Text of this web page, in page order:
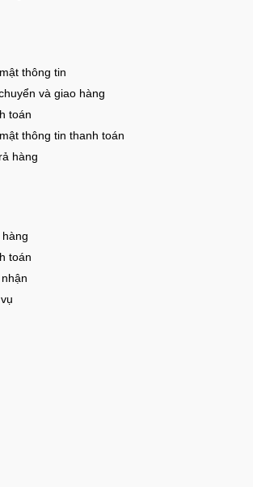
thông tin
và giao hàng
toán
thông tin thanh toán
hàng
toán